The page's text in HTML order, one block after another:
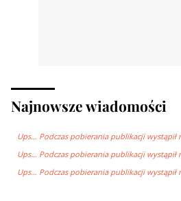
Najnowsze wiadomości
Ups… Podczas pobierania publikacji wystąpił
Ups… Podczas pobierania publikacji wystąpił
Ups… Podczas pobierania publikacji wystąpił